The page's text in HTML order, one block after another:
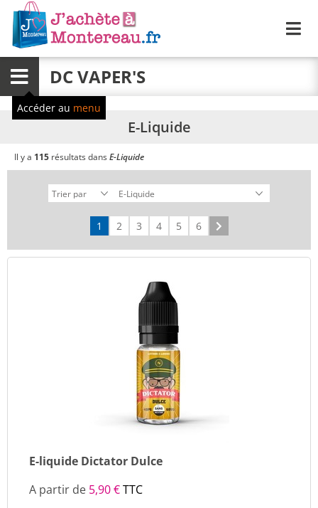
Menu DC VAPER'S
Accéder au menu
E-Liquide
Il y a 115 résultats dansE-Liquide
1 2 3 4 5 6
E-liquide Dictator Dulce
A partir de 5,90 €TTC